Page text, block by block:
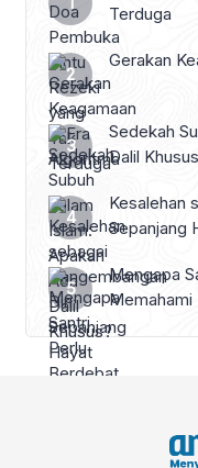
Terduga
Gerakan
Sedekah
Dalil
Kesalehan
Sepanjang
Mengapa
Memahami